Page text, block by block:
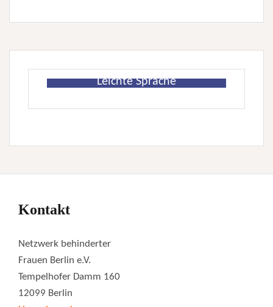
Leichte Sprache
Kontakt
Netzwerk behinderter
Frauen Berlin e.V.
Tempelhofer Damm 160
12099 Berlin